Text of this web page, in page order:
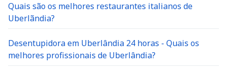
Quais são os melhores restaurantes italianos de
Uberlãndia?
Desentupidora em Uberlândia 24 horas - Quais os
melhores profissionais de Uberlândia?